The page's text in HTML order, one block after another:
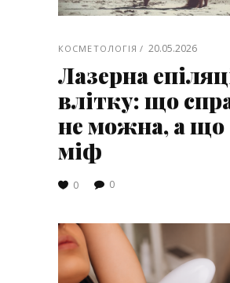
КОСМЕТОЛОГІЯ 20.05.2026
Лазерна
влітку: що
не можна, а
міф
0 0